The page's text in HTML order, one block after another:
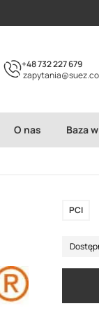
+48 732 227 679
O nas Baza
PCI